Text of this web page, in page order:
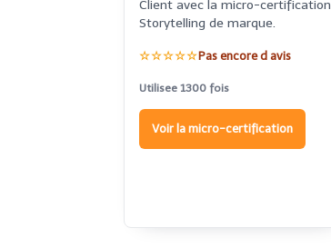
Client avec la micro-certification
Storytelling de marque.
☆☆☆☆☆Pas encore d avis
Utilisee 1300 fois
Voir la micro-certification